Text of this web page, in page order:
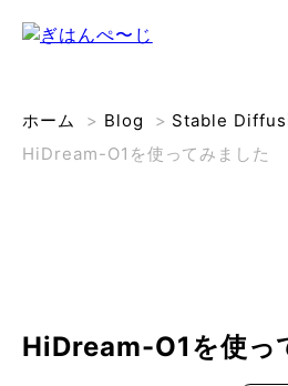
ホーム > Blog > Stable
HiDream-O1を使ってみました
HiDream-O1を使っ